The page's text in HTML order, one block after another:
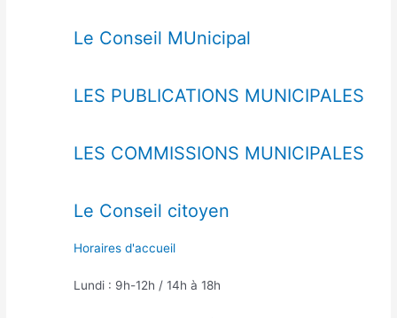
Le Conseil MUnicipal
LES PUBLICATIONS MUNICIPALES
LES COMMISSIONS MUNICIPALES
Le Conseil citoyen
Horaires d'accueil
Lundi : 9h-12h / 14h à 18h